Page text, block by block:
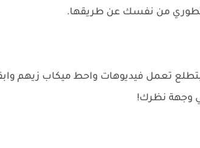
تطوري من نفسك عن طريقها.
بتطلع تعمل فيديوهات واحط ميكاب زيهم
وجهة نظرك!